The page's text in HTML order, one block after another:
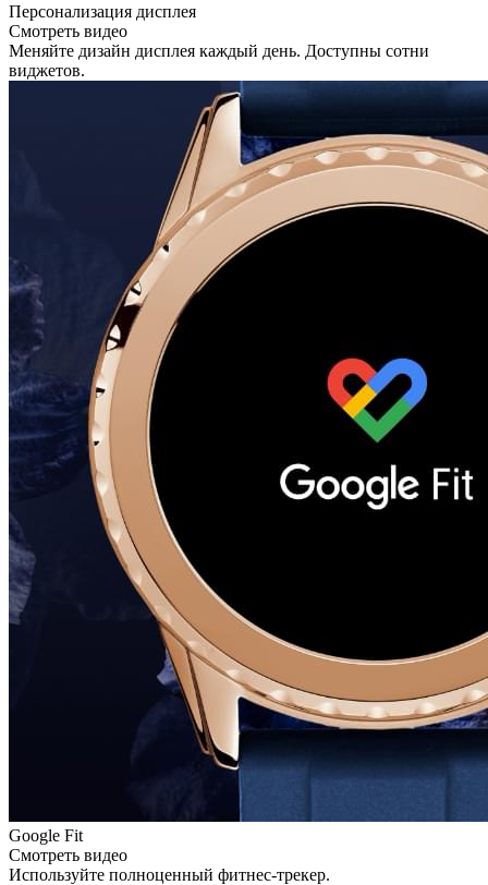
Персонализация дисплея
Смотреть видео
Меняйте дизайн дисплея каждый день. Доступны сотни
виджетов.
Google Fit
Смотреть видео
Используйте полноценный фитнес-трекер.